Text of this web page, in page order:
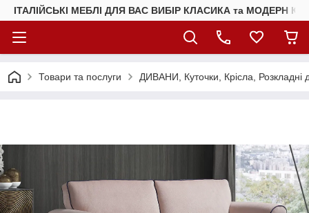
ІТАЛІЙСЬКІ МЕБЛІ ДЛЯ ВАС ВИБІР КЛАСИКА та МОДЕРН
Товари та послуги ДИВАНИ, Куточки, Крісла, Розкладні